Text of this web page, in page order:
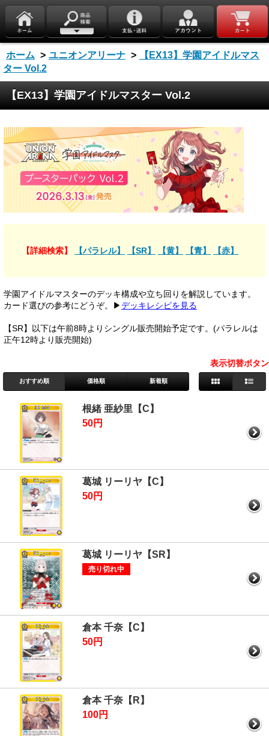
ホーム > ユニオンアリーナ >
【EX13】学園アイドルマス
ター Vol.2
【EX13】学園アイドルマスター Vol.2
【詳細検索】 【パラレル】 【SR】 【黄】 【青】 【赤】
学園アイドルマスターのデッキ構成や立ち回りを解説しています。
カード選びの参考にどうぞ。▶デッキレシピを見る
【SR】以下は午前8時よりシングル販売開始予定です。(パラレルは
正午12時より販売開始)
表示切替ボタン
おすすめ順 価格順 新着順
根緒 亜紗里【C】
50円
葛城 リーリヤ【C】
50円
葛城 リーリヤ【SR】
売り切れ中
倉本 千奈【C】
50円
倉本 千奈【R】
100円